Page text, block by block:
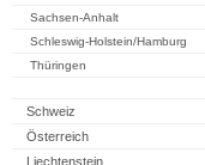
Sachsen-Anhalt
Schleswig-Holstein/Hamburg
Thüringen
Schweiz
Österreich
Liechtenstein